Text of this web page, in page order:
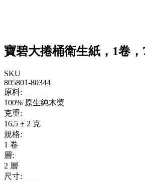
寶碧大捲桶衛生紙，1卷，
SKU
805801-80344
原料:
100% 原生純木漿
克重:
16,5 ± 2 克
規格:
1 卷
層:
2 層
尺寸: